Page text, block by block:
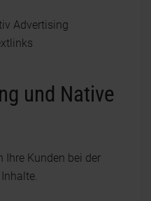
Advertising
und Native
Ihre Kunden bei der